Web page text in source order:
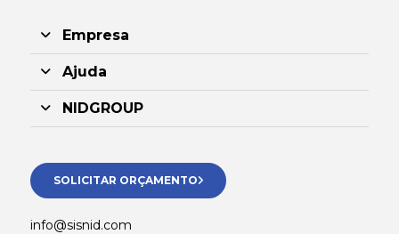
Empresa
Ajuda
NIDGROUP
SOLICITAR ORÇAMENTO
info@sisnid.com